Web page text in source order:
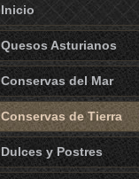
Inicio
Quesos Asturianos
Conservas del Mar
Conservas de Tierra
Dulces y Postres